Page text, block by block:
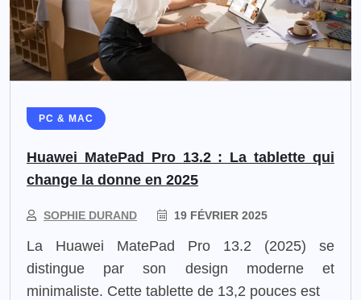
PC & MAC
Huawei MatePad Pro 13.2 : La tablette qui
change la donne en 2025
SOPHIE DURAND 19 FÉVRIER 2025
La Huawei MatePad Pro 13.2 (2025) se
distingue par son design moderne et
minimaliste. Cette tablette de 13,2 pouces est